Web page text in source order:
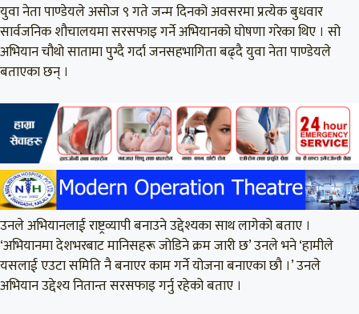
युवा नेता पाण्डेयले असोज ९ गते जन्म दिनको अवसरमा प्रत्येक बुधवार
सार्वजनिक शौचालयमा सरसफाइ गर्ने अभियानको घोषणा गरेका थिए । सो
अभियान चौथो सातामा पुग्दै गर्दा जनसहभागिता बढ्दै युवा नेता पाण्डेयले
बताएका छन् ।
उनले अभियानलाई राष्ट्रव्यापी बनाउने उद्देश्यका साथ लागेको बताए ।
‘अभियानमा देशभरबाट मानिसहरू जोडिने क्रम जारी छ’ उनले भने ‘हामीले
यसलाई एउटा समिति नै बनाएर काम गर्ने योजना बनाएका छौ ।’ उनले
अभियान उद्देश्य नितान्त सरसफाइ गर्नु रहेको बताए ।